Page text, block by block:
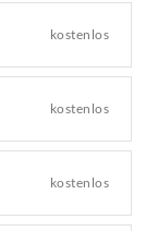
kostenlos
kostenlos
kostenlos